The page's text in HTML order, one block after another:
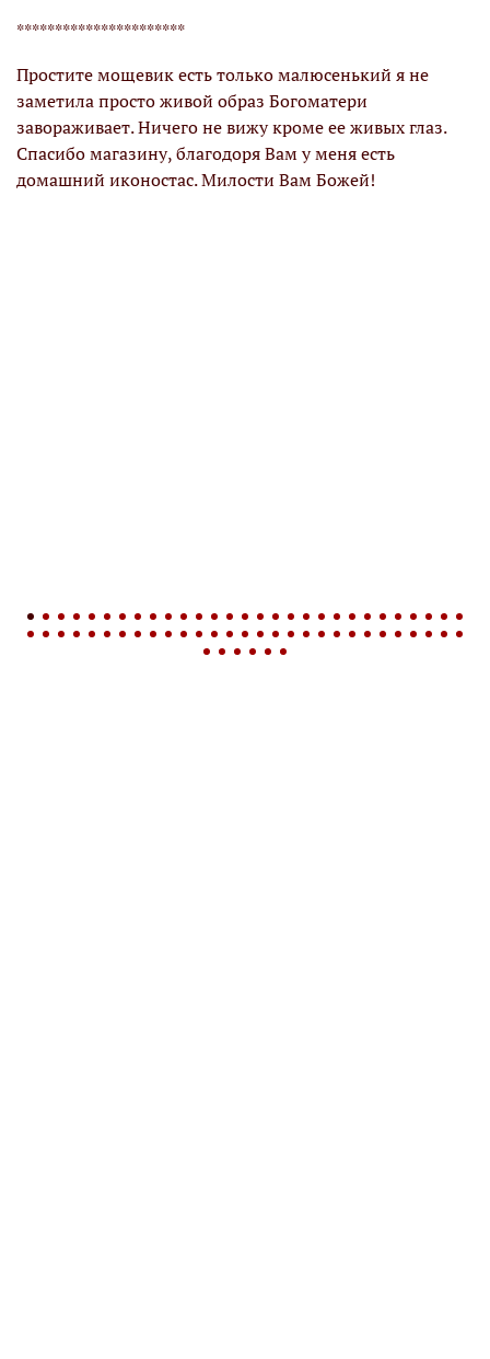
**********************
Простите мощевик есть только малюсенький я не
заметила просто живой образ Богоматери
завораживает. Ничего не вижу кроме ее живых глаз.
Спасибо магазину, благодоря Вам у меня есть
домашний иконостас. Милости Вам Божей!